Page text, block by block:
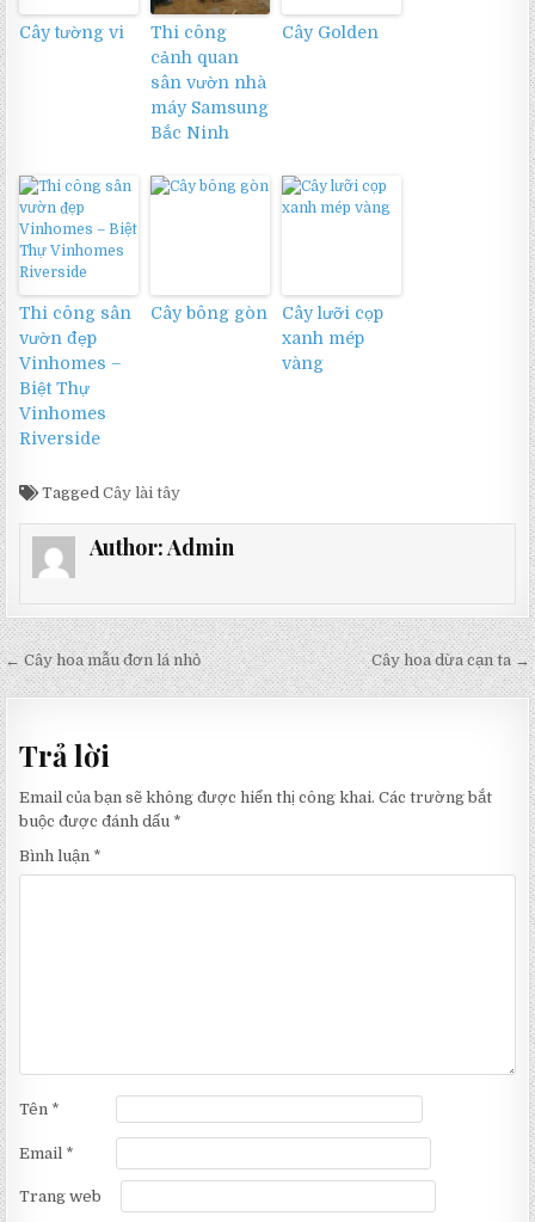
Cây tường vi
Thi công
cảnh quan
sân vườn nhà
máy Samsung
Bắc Ninh
Cây Golden
Thi công sân
vườn đẹp
Vinhomes –
Biệt Thự
Vinhomes
Riverside
Cây bông gòn
Cây lưỡi cọp
xanh mép
vàng
TaggedCây lài tây
Author:Admin
Điều
hướng
viết
Cây hoa dừa cạn ta →
← Cây hoa mẫu đơn lá nhỏ
Trả lời
Email của bạn sẽ không được hiển thị công khai. Các trường bắt
buộc được đánh dấu *
Bình luận *
Tên *
Email *
Trang web